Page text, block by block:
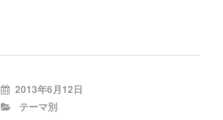
投
稿
2013年6月12日
CATEGORIES
テーマ別